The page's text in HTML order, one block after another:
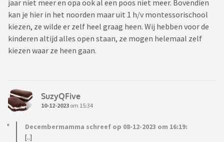
jaar niet meer en opa ook al een poos niet meer. Bovendien
kan je hier in het noorden maar uit 1 h/v montessorischool
kiezen, ze wilde er zelf heel graag heen. Wij hebben voor de
kinderen altijd alles open staan, ze mogen helemaal zelf
kiezen waar ze heen gaan.
SuzyQFive
10-12-2023 om 15:34
Decembermamma schreef op 08-12-2023 om 16:19:
[..]